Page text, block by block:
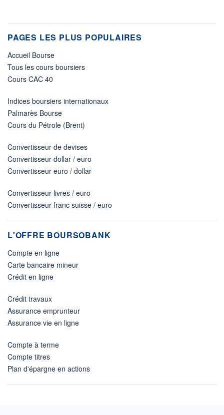
PAGES LES PLUS POPULAIRES
Accueil Bourse
Tous les cours boursiers
Cours CAC 40
Indices boursiers internationaux
Palmarès Bourse
Cours du Pétrole (Brent)
Convertisseur de devises
Convertisseur dollar / euro
Convertisseur euro / dollar
Convertisseur livres / euro
Convertisseur franc suisse / euro
L'OFFRE BOURSOBANK
Compte en ligne
Carte bancaire mineur
Crédit en ligne
Crédit travaux
Assurance emprunteur
Assurance vie en ligne
Compte à terme
Compte titres
Plan d'épargne en actions